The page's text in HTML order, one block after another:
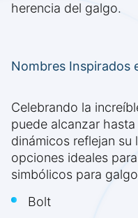
herencia del galgo.
Nombres Inspirados
Celebrando la
puede alcanzar
dinámicos reflejan su
opciones ideales
simbólicos para
Bolt